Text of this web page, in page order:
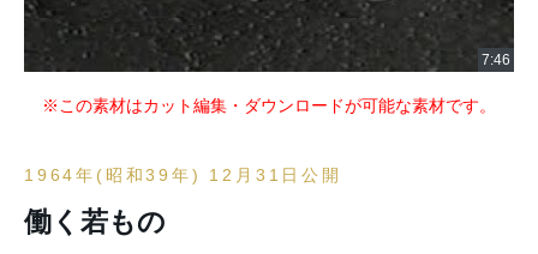
※この素材はカット編集・ダウンロードが可能な素材です。
1964年(昭和39年) 12月31日公開
働く若もの